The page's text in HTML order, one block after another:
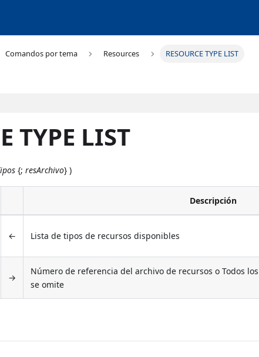
Comandos por tema Resources RESOURCE TYPE LIST
TYPE LIST
{;resArchivo} )
Descripción
← Lista de tipos de recursos disponibles
→
Número de referencia del archivo de recursos o Todos
se omite